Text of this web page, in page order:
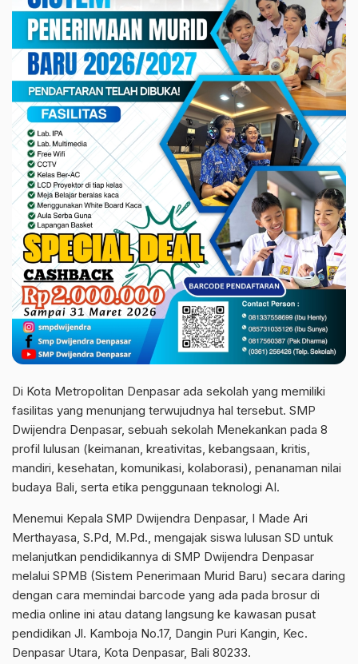
Di Kota Metropolitan Denpasar ada sekolah yang memiliki
fasilitas yang menunjang terwujudnya hal tersebut. SMP
Dwijendra Denpasar, sebuah sekolah Menekankan pada 8
profil lulusan (keimanan, kreativitas, kebangsaan, kritis,
mandiri, kesehatan, komunikasi, kolaborasi), penanaman nilai
budaya Bali, serta etika penggunaan teknologi AI.
Menemui Kepala SMP Dwijendra Denpasar, I Made Ari
Merthayasa, S.Pd, M.Pd., mengajak siswa lulusan SD untuk
melanjutkan pendidikannya di SMP Dwijendra Denpasar
melalui SPMB (Sistem Penerimaan Murid Baru) secara daring
dengan cara memindai barcode yang ada pada brosur di
media online ini atau datang langsung ke kawasan pusat
pendidikan Jl. Kamboja No.17, Dangin Puri Kangin, Kec.
Denpasar Utara, Kota Denpasar, Bali 80233.